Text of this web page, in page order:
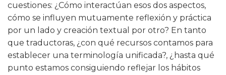
cuestiones: ¿Cómo interactúan esos dos aspectos,
cómo se influyen mutuamente reflexión y práctica
por un lado y creación textual por otro? En tanto
que traductoras, ¿con qué recursos contamos para
establecer una terminología unificada?, ¿hasta qué
punto estamos consiguiendo reflejar los hábitos